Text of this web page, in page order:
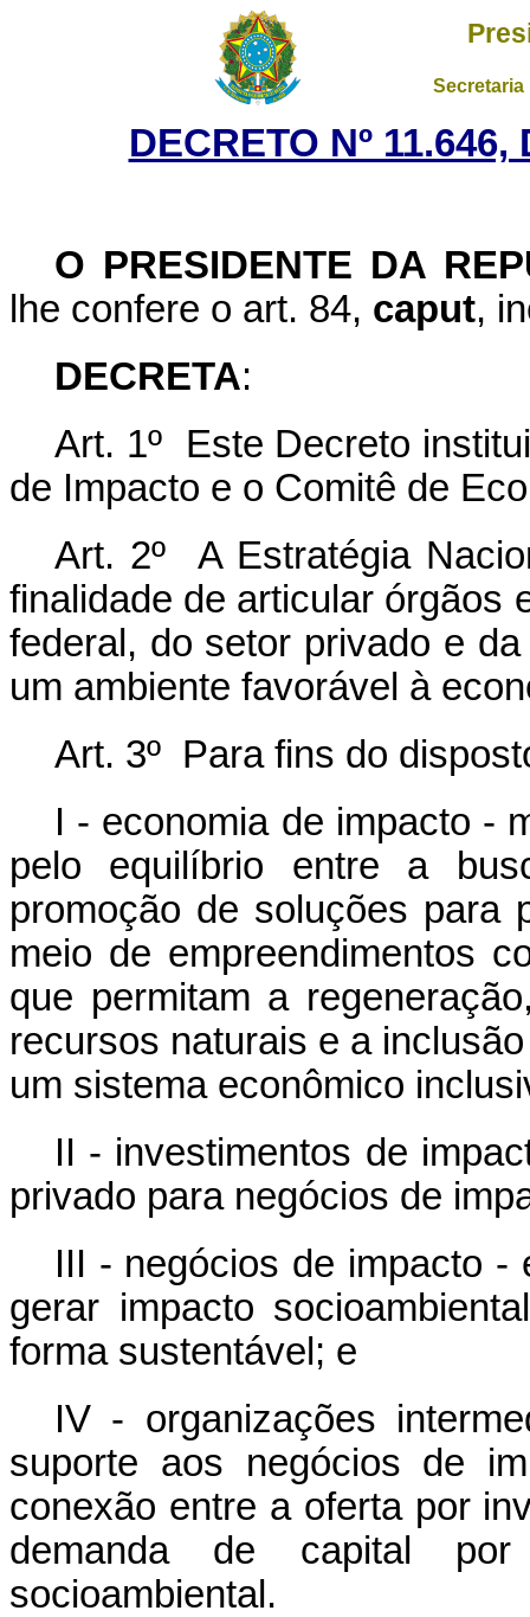
DECRETO Nº
O PRESIDENTE DA
lhe confere o art. 84, caput,
DECRETA:
Art. 1º Este Decreto
de Impacto e o Comitê de
Art. 2º A Estratégia
finalidade de articular órgãos
federal, do setor privado e
um ambiente favorável à
Art. 3º Para fins do
I - economia de impacto -
pelo equilíbrio entre a
promoção de soluções para
meio de empreendimentos
que permitam a
recursos naturais e a
um sistema econômico
II - investimentos de
privado para negócios de
III - negócios de impacto -
gerar impacto
forma sustentável; e
IV - organizações
suporte aos negócios de
conexão entre a oferta por
demanda de capital
socioambiental.